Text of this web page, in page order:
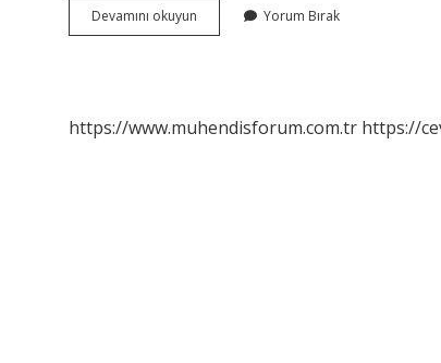
Devamını okuyun
Ülke
Yorum Bırak
https://www.muhendisforum.com.tr https://